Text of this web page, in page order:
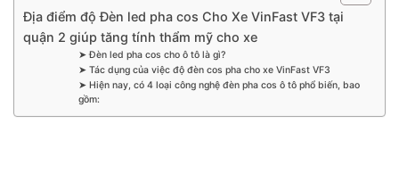
Địa điểm độ Đèn led pha cos Cho Xe VinFast VF3 tại
quận 2 giúp tăng tính thẩm mỹ cho xe
➤ Đèn led pha cos cho ô tô là gì?
➤ Tác dụng của việc độ đèn cos pha cho xe VinFast VF3
➤ Hiện nay, có 4 loại công nghệ đèn pha cos ô tô phổ biến, bao
gồm: